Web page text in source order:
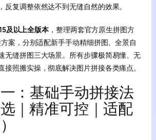
反复调整依然达不到无缝自然的效果。
及以上全版本，整理两套官方原生拼图方
案，分别适配新手手动精细拼图、全景自
无缝拼图三大场景。所有步骤极简易懂、无
接照搬实操，彻底解决图片拼接各类痛点。
：基础手动拼接法
选｜精准可控｜适配